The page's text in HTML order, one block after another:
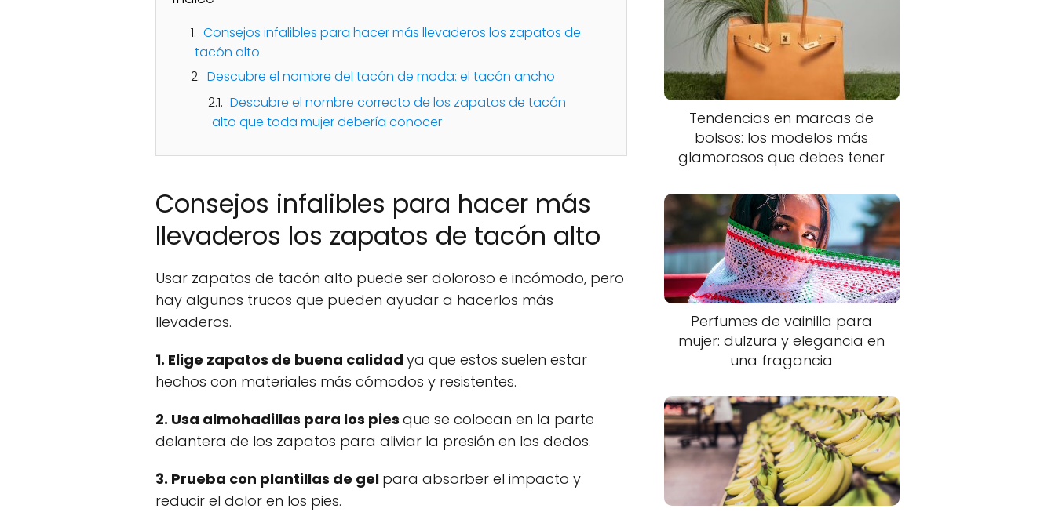
Consejos infalibles para hacer más llevaderos los zapatos de
tacón alto
Descubre el nombre del tacón de moda: el tacón ancho
Descubre el nombre correcto de los zapatos de tacón
alto que toda mujer debería conocer
Consejos infalibles para hacer más
llevaderos los zapatos de tacón alto
Usar zapatos de tacón alto puede ser doloroso e incómodo, pero
hay algunos trucos que pueden ayudar a hacerlos más
llevaderos.
1. Elige zapatos de buena calidad ya que estos suelen estar
hechos con materiales más cómodos y resistentes.
2. Usa almohadillas para los pies que se colocan en la parte
delantera de los zapatos para aliviar la presión en los dedos.
3. Prueba con plantillas de gel para absorber el impacto y
reducir el dolor en los pies.
Tendencias en marcas de
bolsos: los modelos más
glamorosos que debes tener
Perfumes de vainilla para
mujer: dulzura y elegancia en
una fragancia